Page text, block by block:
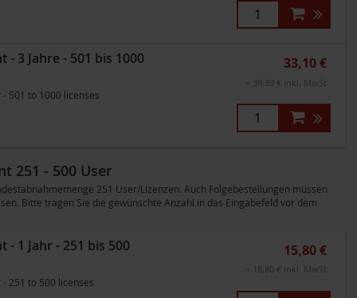
3 Jahre - 501 bis 1000
501 to 1000 licenses
33,10 €
= 39,39 € inkl. MwSt
251 - 500 User
251 User/Lizenzen. Auch Folgebestellungen müssen
Bitte tragen Sie die gewünschte Anzahl in das Eingabefeld vor dem
- 1 Jahr - 251 bis 500
251 to 500 licenses
15,80 €
= 18,80 € inkl. MwSt